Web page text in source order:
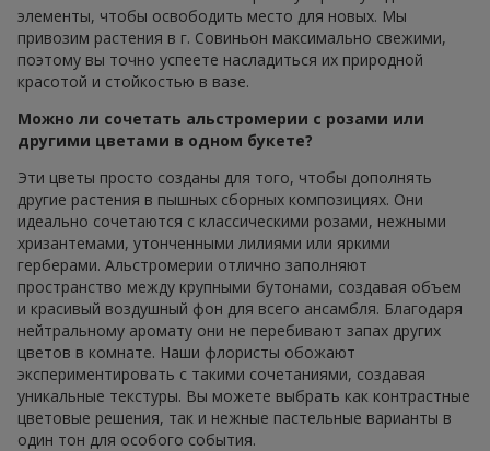
элементы, чтобы освободить место для новых. Мы
привозим растения в г. Совиньон максимально свежими,
поэтому вы точно успеете насладиться их природной
красотой и стойкостью в вазе.
Можно ли сочетать альстромерии с розами или
другими цветами в одном букете?
Эти цветы просто созданы для того, чтобы дополнять
другие растения в пышных сборных композициях. Они
идеально сочетаются с классическими розами, нежными
хризантемами, утонченными лилиями или яркими
герберами. Альстромерии отлично заполняют
пространство между крупными бутонами, создавая объем
и красивый воздушный фон для всего ансамбля. Благодаря
нейтральному аромату они не перебивают запах других
цветов в комнате. Наши флористы обожают
экспериментировать с такими сочетаниями, создавая
уникальные текстуры. Вы можете выбрать как контрастные
цветовые решения, так и нежные пастельные варианты в
один тон для особого события.